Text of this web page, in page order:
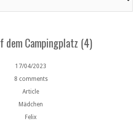
dem Campingplatz (4)
17/04/2023
8 comments
Article
Mädchen
Felix